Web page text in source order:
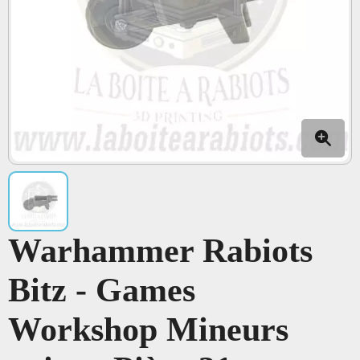
Warhammer Rabiots
Bitz - Games
Workshop Mineurs